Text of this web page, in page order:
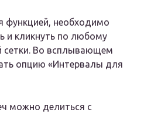
функцией, необходимо
и кликнуть по любому
сетки. Во всплывающем
опцию «Интервалы для
можно делиться с